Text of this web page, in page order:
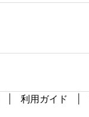
利用ガイド